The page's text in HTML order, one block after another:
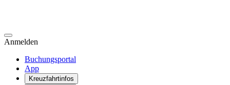
Anmelden
Buchungsportal
App
Kreuzfahrtinfos